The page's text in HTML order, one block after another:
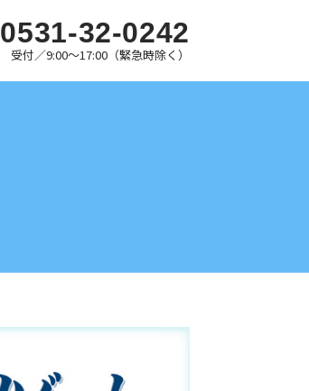
0531-32-0242
受付／9:00〜17:00（緊急時除く）